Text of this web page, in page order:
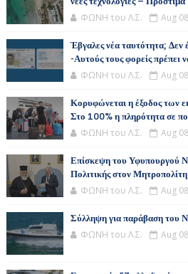
ΦΩΝΗ του Λ.Σ. Aug
Έβγαλες νέα ταυτότητα; Δεν
-Αυτούς τους φορείς πρέπει
ΦΩΝΗ του Λ.Σ. Aug
Κορυφώνεται η έξοδος των
Στο 100% η πληρότητα σε
ΦΩΝΗ του Λ.Σ. Aug
Επίσκεψη του Υφυπουργού
Πολιτικής στον
ΦΩΝΗ του Λ.Σ. Aug
Σύλληψη για παράβαση του
ΦΩΝΗ του Λ.Σ. Aug